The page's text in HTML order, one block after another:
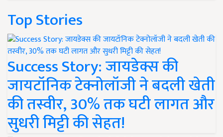
Top Stories
Success Story: जायडेक्स की
जायटॉनिक टेक्नोलॉजी ने बदली खेती
की तस्वीर, 30% तक घटी लागत और
सुधरी मिट्टी की सेहत!